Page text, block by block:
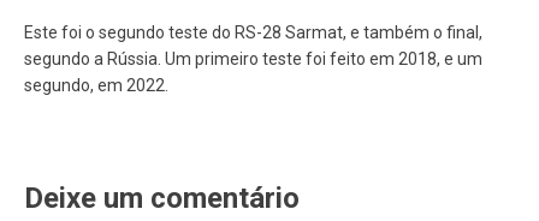
Este foi o segundo teste do RS-28 Sarmat, e também o final,
segundo a Rússia. Um primeiro teste foi feito em 2018, e um
segundo, em 2022.
Deixe um comentário